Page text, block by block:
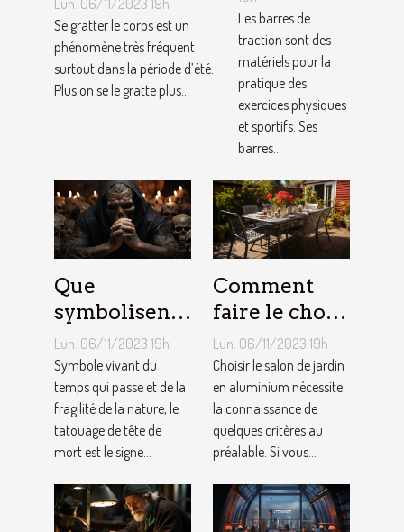
Lun. 06/11/2023 19h
Se gratter le corps est un
phénomène très fréquent
surtout dans la période d’été.
Plus on se le gratte plus...
nos
conseils !
Les barres de
traction sont des
matériels pour la
pratique des
exercices physiques
et sportifs. Ses
barres...
Que
symbolisent
les Tatouages
Têtes de
Mort ?
Lun. 06/11/2023 19h
Symbole vivant du
temps qui passe et de la
fragilité de la nature, le
tatouage de tête de
mort est le signe...
Comment
faire le choix
d’un salon de
jardin en
aluminium ?
Lun. 06/11/2023 19h
Choisir le salon de jardin
en aluminium nécessite
la connaissance de
quelques critères au
préalable. Si vous...